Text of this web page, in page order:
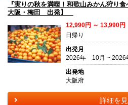
『実りの秋を満喫！和歌山みかん狩り
大阪・梅田 出発】
12,990円 ～ 13,990円
日帰り
出発月
2026年 10月 ~
出発地
大阪府
詳細を